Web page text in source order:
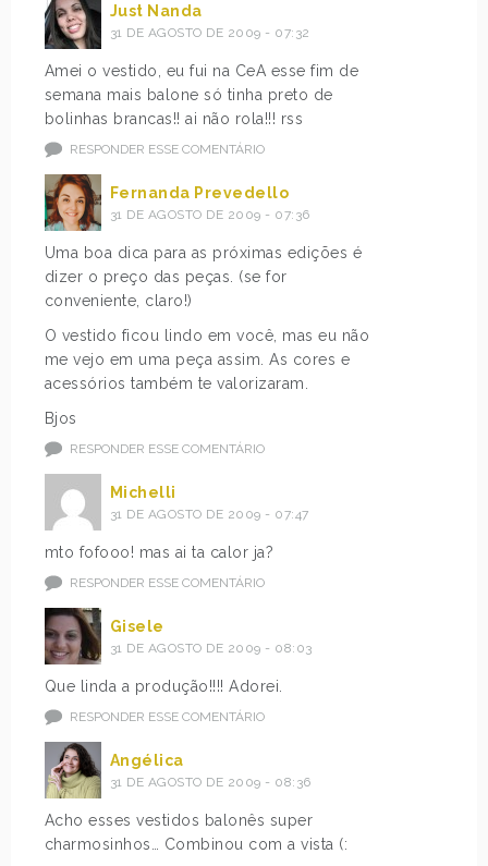
Just Nanda
31 DE AGOSTO DE 2009 - 07:32
Amei o vestido, eu fui na CeA esse fim de
semana mais balone só tinha preto de
bolinhas brancas!! ai não rola!!! rss
RESPONDER ESSE COMENTÁRIO
Fernanda Prevedello
31 DE AGOSTO DE 2009 - 07:36
Uma boa dica para as próximas edições é
dizer o preço das peças. (se for
conveniente, claro!)
O vestido ficou lindo em você, mas eu não
me vejo em uma peça assim. As cores e
acessórios também te valorizaram.
Bjos
RESPONDER ESSE COMENTÁRIO
Michelli
31 DE AGOSTO DE 2009 - 07:47
mto fofooo! mas ai ta calor ja?
RESPONDER ESSE COMENTÁRIO
Gisele
31 DE AGOSTO DE 2009 - 08:03
Que linda a produção!!!! Adorei.
RESPONDER ESSE COMENTÁRIO
Angélica
31 DE AGOSTO DE 2009 - 08:36
Acho esses vestidos balonês super
charmosinhos… Combinou com a vista (: